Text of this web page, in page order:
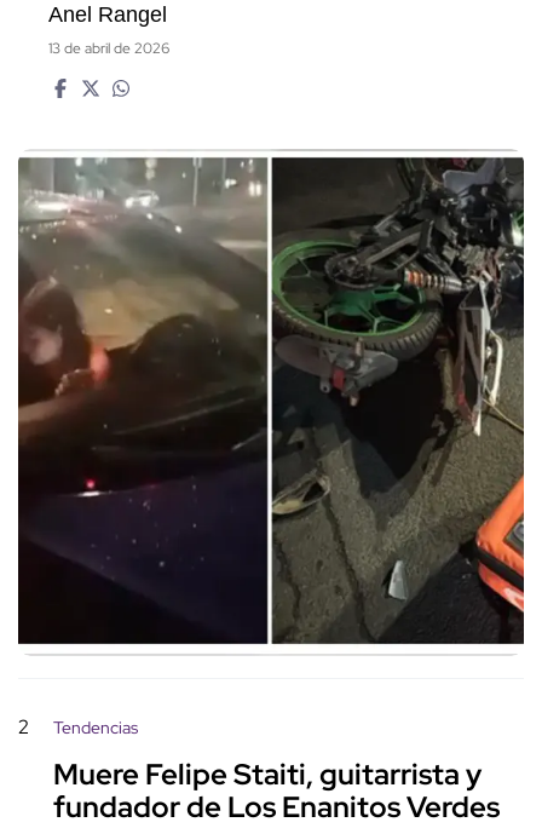
Anel Rangel
13 de abril de 2026
2 Tendencias
Muere Felipe Staiti, guitarrista y
fundador de Los Enanitos Verdes